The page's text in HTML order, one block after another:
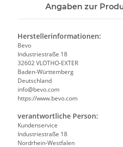
Angaben zur
Herstellerinformationen:
Bevo
Industriestraße 18
32602 VLOTHO-EXTER
Baden-Württemberg
Deutschland
info@bevo.com
https://www.bevo.com
verantwortliche Person:
Kundenservice
Industriestraße 18
Nordrhein-Westfalen